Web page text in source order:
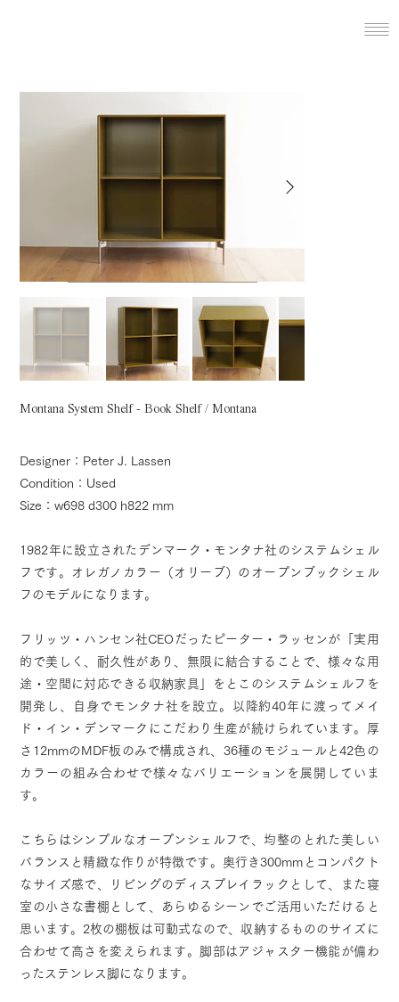
Montana System Shelf - Book Shelf / Montana
Designer：Peter J. Lassen
Condition：Used
Size：w698 d300 h822 mm
1982年に設立されたデンマーク・モンタナ社のシステムシェル
フです。オレガノカラー（オリーブ）のオープンブックシェル
フのモデルになります。
フリッツ・ハンセン社CEOだったピーター・ラッセンが「実用
的で美しく、耐久性があり、無限に結合することで、様々な用
途・空間に対応できる収納家具」をとこのシステムシェルフを
開発し、自身でモンタナ社を設立。以降約40年に渡ってメイ
ド・イン・デンマークにこだわり生産が続けられています。厚
さ12mmのMDF板のみで構成され、36種のモジュールと42色の
カラーの組み合わせで様々なバリエーションを展開していま
す。
こちらはシンプルなオープンシェルフで、均整のとれた美しい
バランスと精緻な作りが特徴です。奥行き300mmとコンパクト
なサイズ感で、リビングのディスプレイラックとして、また寝
室の小さな書棚として、あらゆるシーンでご活用いただけると
思います。2枚の棚板は可動式なので、収納するもののサイズに
合わせて高さを変えられます。脚部はアジャスター機能が備わ
ったステンレス脚になります。